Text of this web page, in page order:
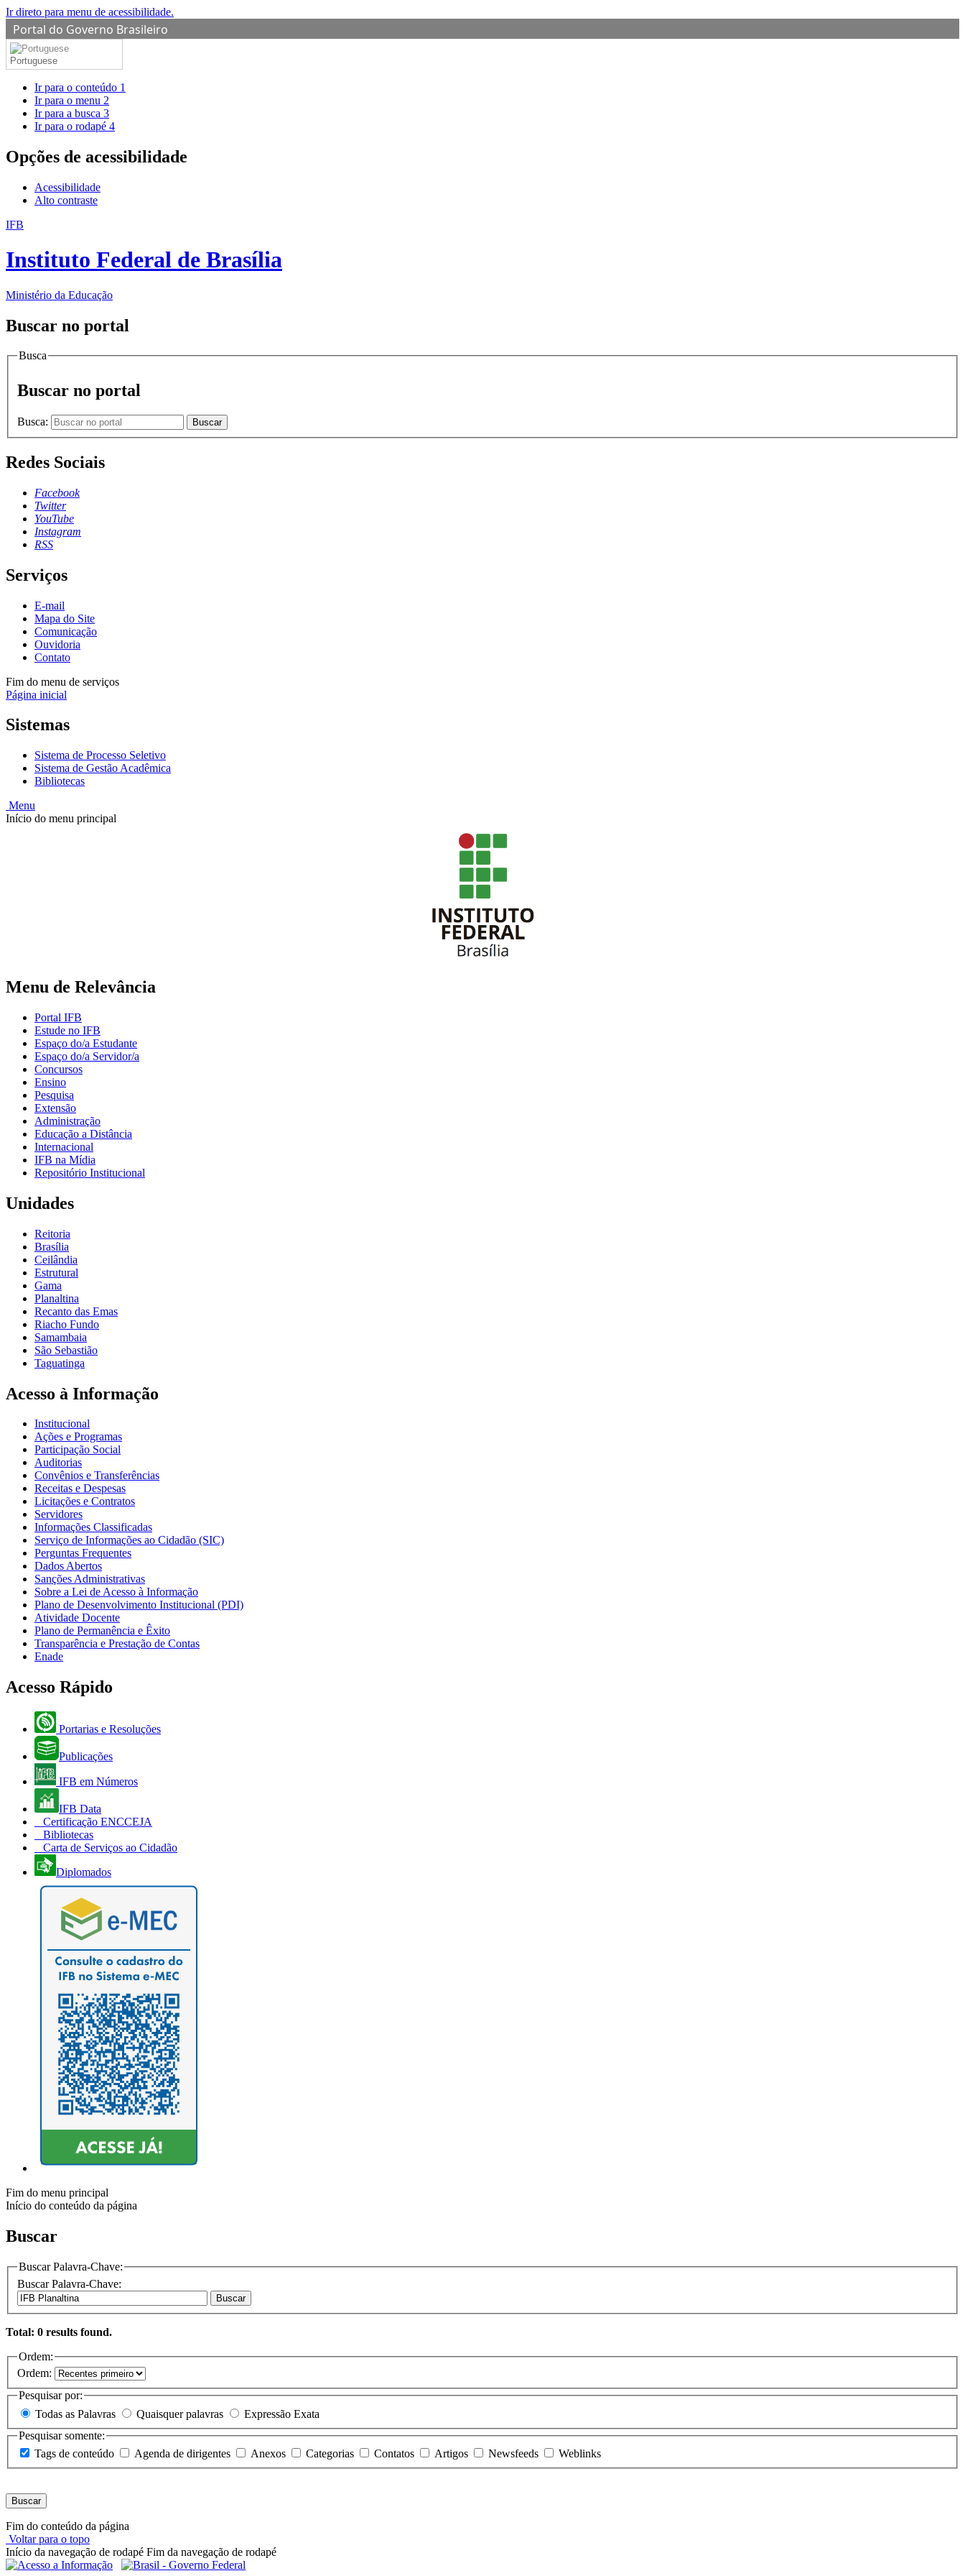
Ir direto para menu de acessibilidade.
Portal do Governo Brasileiro
Portuguese
Ir para o conteúdo 1
Ir para o menu 2
Ir para a busca 3
Ir para o rodapé 4
Opções de acessibilidade
Acessibilidade
Alto contraste
IFB
Instituto Federal de Brasília
Ministério da Educação
Buscar no portal
Busca
Buscar no portal
Busca: Buscar
Redes Sociais
Facebook
Twitter
YouTube
Instagram
RSS
Serviços
E-mail
Mapa do Site
Comunicação
Ouvidoria
Contato
Fim do menu de serviços
Página inicial
Sistemas
Sistema de Processo Seletivo
Sistema de Gestão Acadêmica
Bibliotecas
Menu
Início do menu principal
Menu de Relevância
Portal IFB
Estude no IFB
Espaço do/a Estudante
Espaço do/a Servidor/a
Concursos
Ensino
Pesquisa
Extensão
Administração
Educação a Distância
Internacional
IFB na Mídia
Repositório Institucional
Unidades
Reitoria
Brasília
Ceilândia
Estrutural
Gama
Planaltina
Recanto das Emas
Riacho Fundo
Samambaia
São Sebastião
Taguatinga
Acesso à Informação
Institucional
Ações e Programas
Participação Social
Auditorias
Convênios e Transferências
Receitas e Despesas
Licitações e Contratos
Servidores
Informações Classificadas
Serviço de Informações ao Cidadão (SIC)
Perguntas Frequentes
Dados Abertos
Sanções Administrativas
Sobre a Lei de Acesso à Informação
Plano de Desenvolvimento Institucional (PDI)
Atividade Docente
Plano de Permanência e Êxito
Transparência e Prestação de Contas
Enade
Acesso Rápido
Portarias e Resoluções
Publicações
IFB em Números
IFB Data
Certificação ENCCEJA
Bibliotecas
Carta de Serviços ao Cidadão
Diplomados
Fim do menu principal
Início do conteúdo da página
Buscar
Buscar Palavra-Chave:
Buscar Palavra-Chave:
Buscar
Total: 0 results found.
Ordem:
Ordem:
Pesquisar por:
Todas as Palavras
Quaisquer palavras
Expressão Exata
Pesquisar somente:
Tags de conteúdo
Agenda de dirigentes Anexos Categorias Contatos Artigos Newsfeeds Weblinks
Buscar
Fim do conteúdo da página
Voltar para o topo
Início da navegação de rodapé Fim da navegação de rodapé